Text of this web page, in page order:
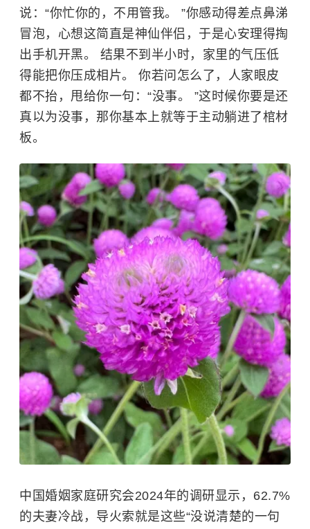
说：“你忙你的，不用管我。 ”你感动得差点鼻涕
冒泡，心想这简直是神仙伴侣，于是心安理得掏
出手机开黑。 结果不到半小时，家里的气压低
得能把你压成相片。 你若问怎么了，人家眼皮
都不抬，甩给你一句：“没事。 ”这时候你要是还
真以为没事，那你基本上就等于主动躺进了棺材
板。
中国婚姻家庭研究会2024年的调研显示，62.7%
的夫妻冷战，导火索就是这些“没说清楚的一句